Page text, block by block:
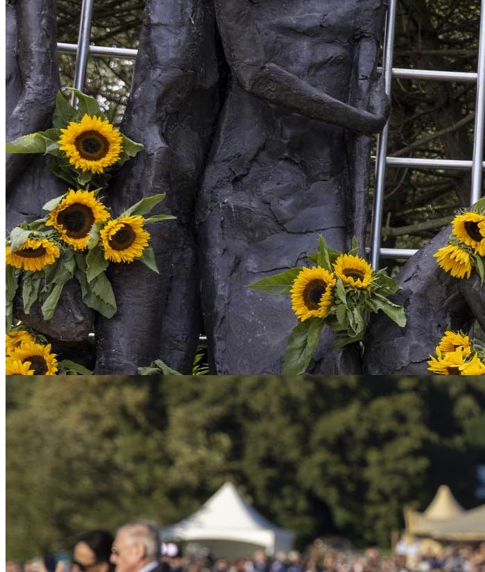
Op 15 augustus staan we stil bij het einde van de Tweede Wereldoorlog voor het
tegen Japan en de Japanse bezetting van Nederlands-Indië. De
vandaag bij inmiddels 2 miljoen Nederlanders met een Indisch oorlogsverhaal in de